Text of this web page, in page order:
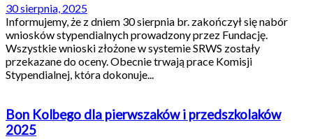
30 sierpnia, 2025
Informujemy, że z dniem 30 sierpnia br. zakończył się nabór
wniosków stypendialnych prowadzony przez Fundację.
Wszystkie wnioski złożone w systemie SRWS zostały
przekazane do oceny. Obecnie trwają prace Komisji
Stypendialnej, która dokonuje...
Bon Kolbego dla pierwszaków i przedszkolaków
2025